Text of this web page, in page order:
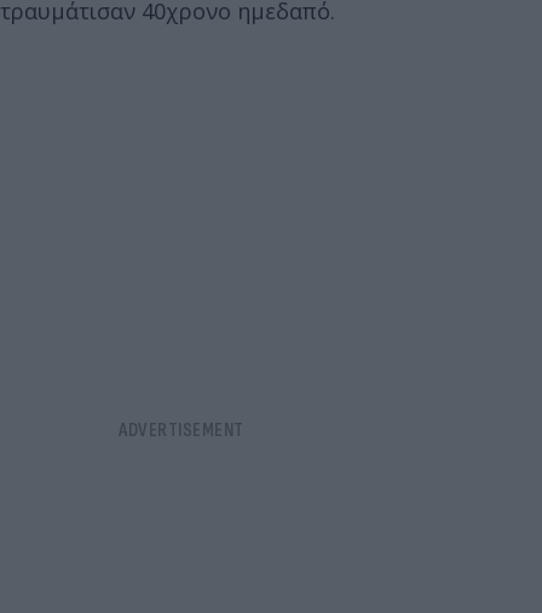
τραυμάτισαν 40χρονο ημεδαπό.